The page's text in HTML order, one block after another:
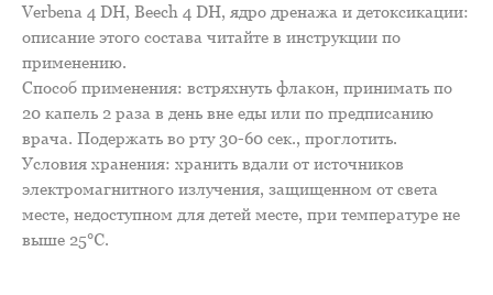
Verbena 4 DН, Beech 4 DН, ядро дренажа и детоксикации:
описание этого состава читайте в инструкции по
применению.
Способ применения: встряхнуть флакон, принимать по
20 капель 2 раза в день вне еды или по предписанию
врача. Подержать во рту 30-60 сек., проглотить.
Условия хранения: хранить вдали от источников
электромагнитного излучения, защищенном от света
месте, недоступном для детей месте, при температуре не
выше 25℃.